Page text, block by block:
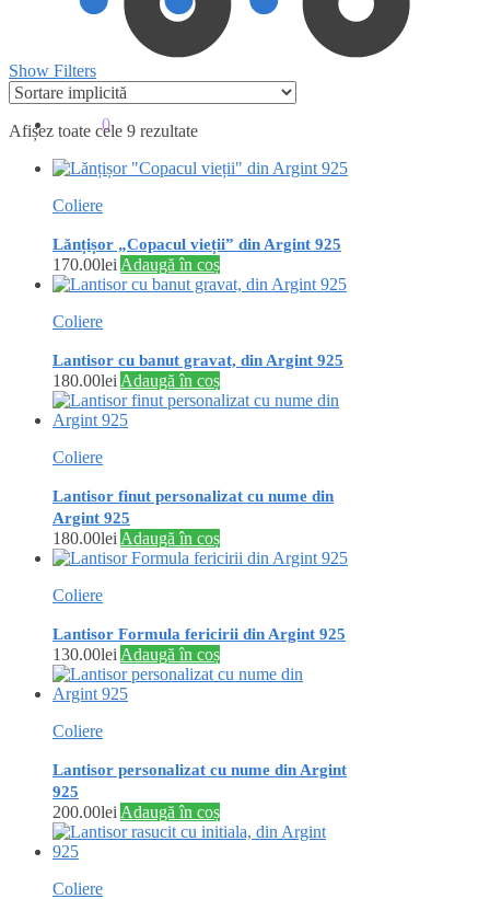
0.00lei 0
Show Filters
Afișez toate cele 9 rezultate
Coliere
Lănțișor „Copacul vieții” din Argint 925
170.00lei Adaugă în coș
Coliere
Lantisor cu banut gravat, din Argint 925
180.00lei Adaugă în coș
Coliere
Lantisor finut personalizat cu nume din
Argint 925
180.00lei Adaugă în coș
Coliere
Lantisor Formula fericirii din Argint 925
130.00lei Adaugă în coș
Coliere
Lantisor personalizat cu nume din Argint
925
200.00lei Adaugă în coș
Coliere